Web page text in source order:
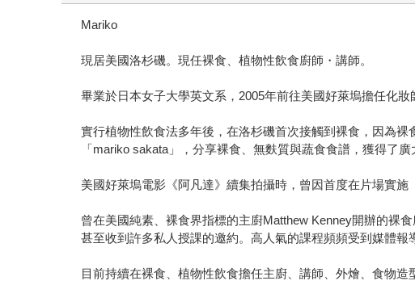
Mariko
現居美國洛杉磯。現任裸食、植物性飲食廚師・講師。
畢業於日本女子大學英文系，2005年前往美國好萊塢擔任化妝
實行植物性飲食法多年後，在洛杉磯首次接觸到裸食，因為
「mariko sakata」，分享裸食、無麩質與蔬食食譜，獲得了廣
美國好萊塢電影《阿凡達》續集拍攝時，曾因首度在片場實
曾在美國純素、裸食界指標的主廚Matthew Kenney開辦的裸
甚至收到許多私人授課的邀約。高人氣的課程頻頻受到媒體報
目前持續在裸食、植物性飲食擔任主廚、講師、外燴、食物造